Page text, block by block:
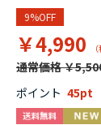
9%OFF
￥4,990
通常価格 ￥
ポイント 45